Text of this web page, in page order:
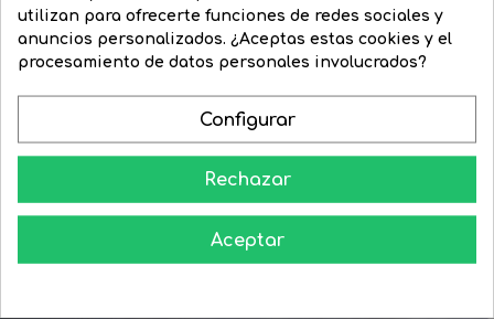
Bombilla reflectora R63...
Precio
3,03 €

Precio
regular
4,24 € Precio
3,39 €
 
Aprende como darle a tu casa todo el esplendor en las noches
utilizan para ofrecerte funciones de redes sociales y
anuncios personalizados. ¿Aceptas estas cookies y el
procesamiento de datos personales involucrados?
Configurar
Rechazar
Aceptar